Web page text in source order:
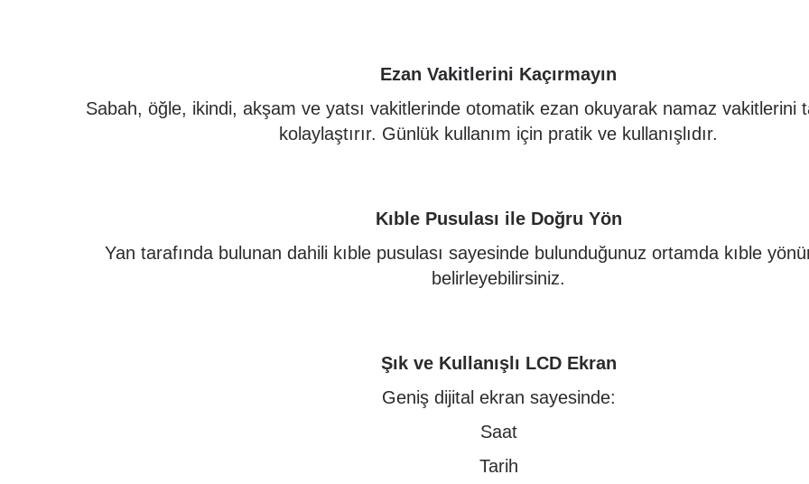
Ezan Vakitlerini Kaçırmayın
Sabah, öğle, ikindi, akşam ve yatsı vakitlerinde otomatik ezan okuyarak namaz vakitlerini
kolaylaştırır. Günlük kullanım için pratik ve kullanışlıdır.
Kıble Pusulası ile Doğru Yön
Yan tarafında bulunan dahili kıble pusulası sayesinde bulunduğunuz ortamda kıble
belirleyebilirsiniz.
Şık ve Kullanışlı LCD Ekran
Geniş dijital ekran sayesinde:
Saat
Tarih